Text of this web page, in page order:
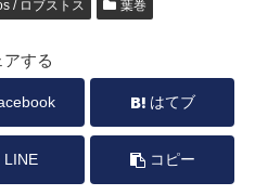
/ ロブストス 葉巻
アする
はてブ
LINE コピー